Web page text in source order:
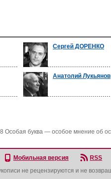
Сергей ДОРЕНКО
Анатолий Лукьянов
Особая буква — особое мнение об
Мобильная версия
RSS
не рецензируются и не